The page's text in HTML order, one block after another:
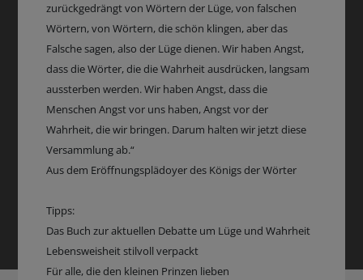
zurückgedrängt von Wörtern der Lüge, von falschen
Wörtern, von Wörtern, die schön klingen, aber das
Falsche sagen, also der Lüge dienen. Wir haben Angst,
dass die Wörter, die die Wahrheit ausdrücken, langsam
aussterben werden. Wir haben Angst, dass die
Menschen Angst vor uns haben, Angst vor der
Wahrheit, die wir bringen. Darum halten wir jetzt diese
Versammlung ab.“
Aus dem Eröffnungsplädoyer des Königs der Wörter
Tipps:
Das Buch zur aktuellen Debatte um Lüge und Wahrheit
Lebensweisheit stilvoll verpackt
Für alle, die den kleinen Prinzen lieben